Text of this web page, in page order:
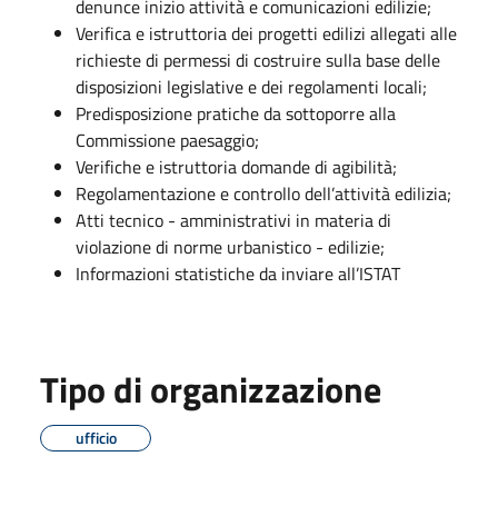
denunce inizio attività e comunicazioni edilizie;
Verifica e istruttoria dei progetti edilizi allegati alle
richieste di permessi di costruire sulla base delle
disposizioni legislative e dei regolamenti locali;
Predisposizione pratiche da sottoporre alla
Commissione paesaggio;
Verifiche e istruttoria domande di agibilità;
Regolamentazione e controllo dell’attività edilizia;
Atti tecnico - amministrativi in materia di
violazione di norme urbanistico - edilizie;
Informazioni statistiche da inviare all’ISTAT
Tipo di organizzazione
ufficio